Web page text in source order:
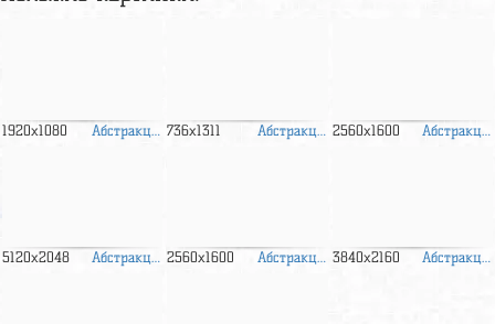
1920x1080 Абстракция 736x1311 Абстракция 2560x1600 Абстракция
5120x2048 Абстракция 2560x1600 Абстракция 3840x2160 Абстракция